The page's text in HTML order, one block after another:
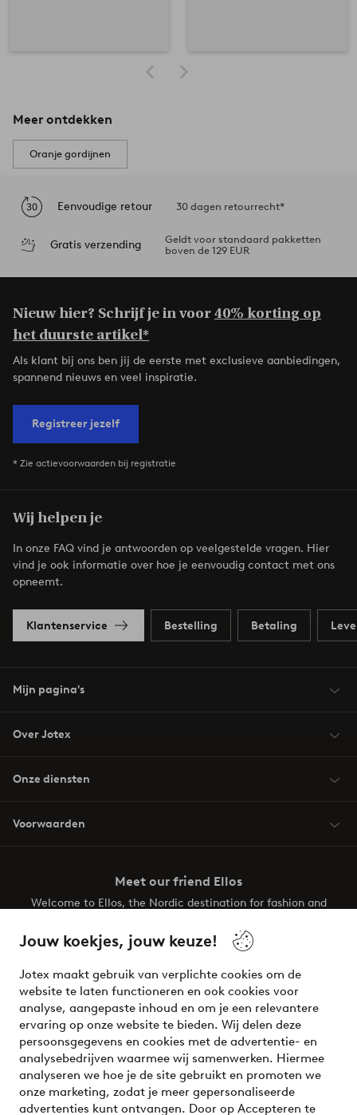
Jouw koekjes, jouw keuze!
Jotex maakt gebruik van verplichte cookies om de
website te laten functioneren en ook cookies voor
analyse, aangepaste inhoud en om je een relevantere
ervaring op onze website te bieden. Wij delen deze
persoonsgegevens en cookies met de advertentie- en
analysebedrijven waarmee wij samenwerken. Hiermee
analyseren we hoe je de site gebruikt en promoten we
onze marketing, zodat je meer gepersonaliseerde
advertenties kunt ontvangen. Door op Accepteren te
Meer ontdekken
Oranje gordijnen
Eenvoudige retour 30 dagen retourrecht*
Gratis verzending
Geldt voor standaard pakketten
boven de 129 EUR
Nieuw hier? Schrijf je in voor40% korting op
het duurste artikel*
Als klant bij ons ben jij de eerste met exclusieve aanbiedingen,
spannend nieuws en veel inspiratie.
Registreer jezelf
* Zie actievoorwaarden bij registratie
Wij helpen je
In onze FAQ vind je antwoorden op veelgestelde vragen. Hier
vind je ook informatie over hoe je eenvoudig contact met ons
opneemt.
Klantenservice Bestelling Betaling
Mijn pagina's
Over Jotex
Onze diensten
Voorwaarden
Meet our friend Ellos
Welcome to Ellos, the Nordic destination for fashion and
your wardrobe. Your next inspiring look is here!
Veilig betalen - Nu betalen of opsplitsen
Wil je meer weten over onze betaalopties?